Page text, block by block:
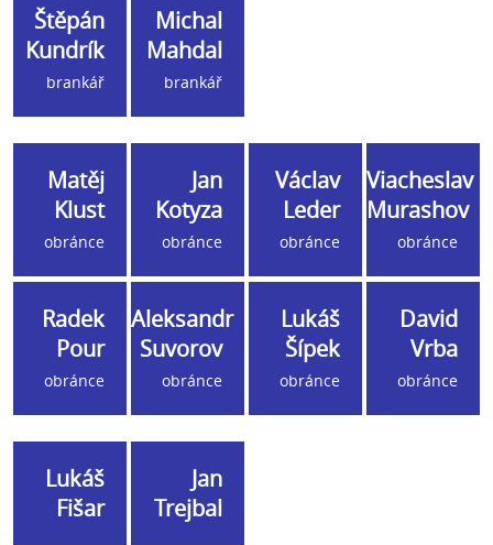
Štěpán
Kundrík
brankář
Michal
Mahdal
brankář
Matěj
Klust
obránce
Jan
Kotyza
obránce
Václav
Leder
obránce
Viacheslav
Murashov
obránce
Radek
Pour
obránce
Aleksandr
Suvorov
obránce
Lukáš
Šípek
obránce
David
Vrba
obránce
Lukáš
Fišar
Jan
Trejbal